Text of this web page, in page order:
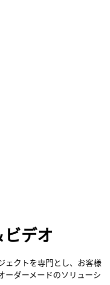
ビデオ
ェクトを専門とし、お客様
ーダーメードのソリューシ